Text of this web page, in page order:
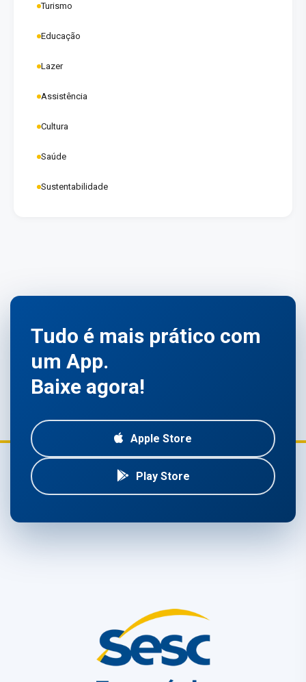
Turismo
Educação
Lazer
Assistência
Cultura
Saúde
Sustentabilidade
Tudo é mais prático com
um App.
Baixe agora!
Apple Store
Play Store